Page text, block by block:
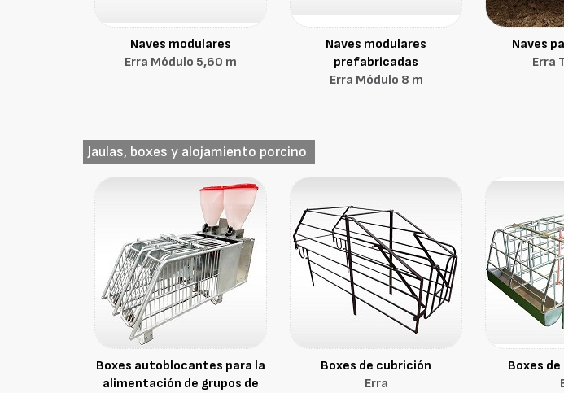
Naves modulares
Erra Módulo 5,60 m
Naves modulares
prefabricadas
Erra Módulo 8 m
Naves
Erra
Jaulas, boxes y alojamiento porcino
Boxes autoblocantes para la
alimentación de grupos de
Boxes de cubrición
Erra
Boxes